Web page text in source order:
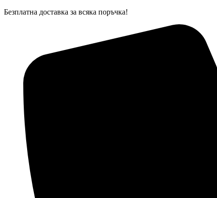
Skip
Безплатна доставка за всяка поръчка!